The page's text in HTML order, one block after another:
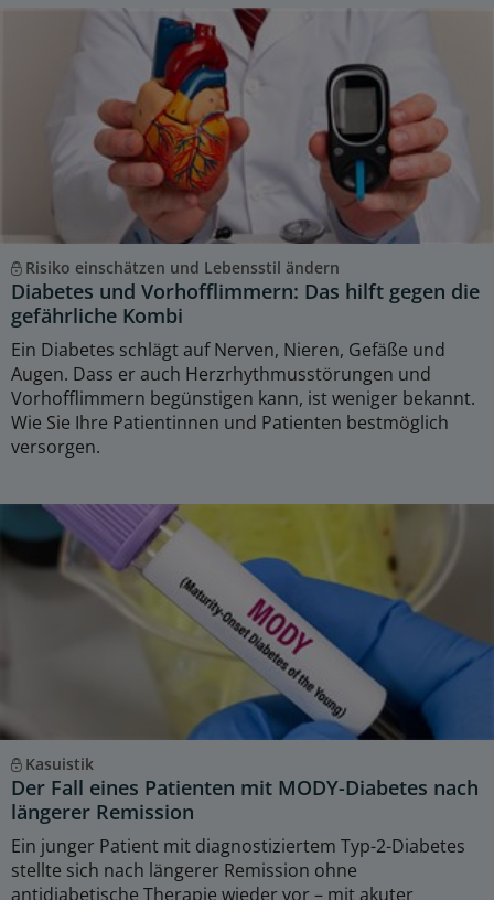
Risiko einschätzen und Lebensstil ändern
Diabetes und Vorhofflimmern: Das hilft gegen die
gefährliche Kombi
Ein Diabetes schlägt auf Nerven, Nieren, Gefäße und
Augen. Dass er auch Herzrhythmusstörungen und
Vorhofflimmern begünstigen kann, ist weniger bekannt.
Wie Sie Ihre Patientinnen und Patienten bestmöglich
versorgen.
Kasuistik
Der Fall eines Patienten mit MODY-Diabetes nach
längerer Remission
Ein junger Patient mit diagnostiziertem Typ-2-Diabetes
stellte sich nach längerer Remission ohne
antidiabetische Therapie wieder vor – mit akuter